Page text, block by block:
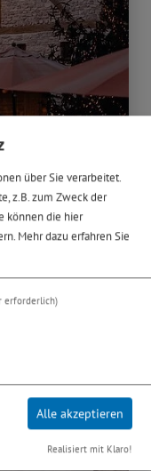
über Sie verarbeitet.
z.B. zum Zweck der
können die hier
Mehr dazu erfahren Sie
erforderlich)
Alle akzeptieren
Realisiert mit Klaro!